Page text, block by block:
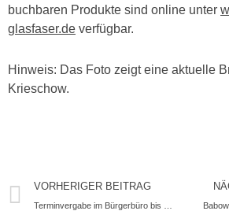
buchbaren Produkte sind online unter
glasfaser.de verfügbar.
Hinweis: Das Foto zeigt eine aktuelle
Krieschow.
VORHERIGER BEITRAG